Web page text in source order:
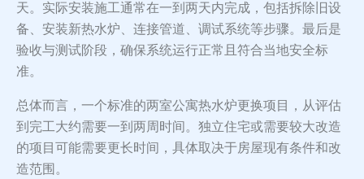
天。实际安装施工通常在一到两天内完成，包括拆除旧设
备、安装新热水炉、连接管道、调试系统等步骤。最后是
验收与测试阶段，确保系统运行正常且符合当地安全标
准。
总体而言，一个标准的两室公寓热水炉更换项目，从评估
到完工大约需要一到两周时间。独立住宅或需要较大改造
的项目可能需要更长时间，具体取决于房屋现有条件和改
造范围。